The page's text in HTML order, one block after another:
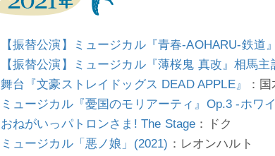
【振替公演】ミュージカル『青春-AOHARU-鉄道
【振替公演】ミュージカル『薄桜鬼 真改』相馬主
舞台『文豪ストレイドッグス DEAD APPLE』
：
ミュージカル『憂国のモリアーティ』Op.3 -ホワ
おねがいっパトロンさま! The Stage ：ドク
ミュージカル「悪ノ娘」(2021) ：レオンハルト